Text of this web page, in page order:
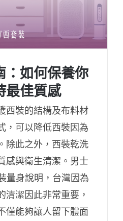
養你的西裝，維持最
質感
：如何保養你
最佳質感
西裝的結構及布料材
，可以降低西裝因為
除此之外，西裝乾洗
感與衛生清潔。男士
量身說明，台灣因為
清潔因此非常重要，
僅能夠讓人留下體面